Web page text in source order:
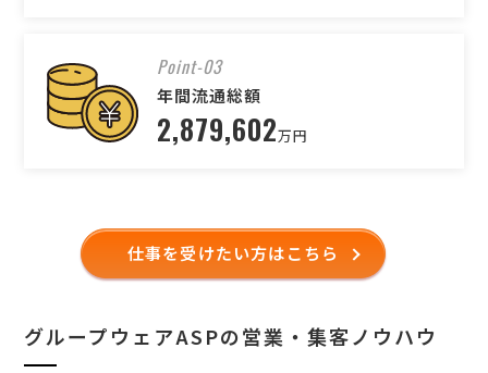
Point-03
年間流通総額
2,879,602万円
仕事を受けたい方はこちら
グループウェアASPの営業・集客ノウハウ